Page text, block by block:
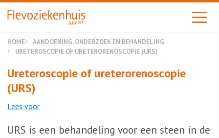
Almere
HOME
AANDOENING, ONDERZOEK EN BEHANDELING
URETEROSCOPIE OF URETERORENOSCOPIE (URS)
Ureteroscopie of ureterorenoscopie
(URS)
Lees voor
URS is een behandeling voor een steen in de